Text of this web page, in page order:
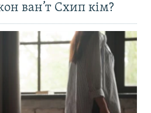
ван’т Схип кім?